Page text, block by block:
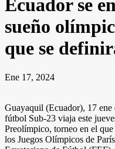
Ecuador se
sueño
que se
Ene 17, 2024
Guayaquil (Ecuador), 17
fútbol Sub-23 viaja este
Preolímpico, torneo en el
los Juegos Olímpicos de